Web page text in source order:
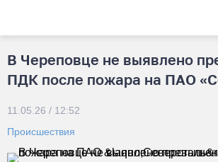
В Череповце не выявлено
ПДК после пожара на ПАО
11.05.26 / 12:52
Происшествия